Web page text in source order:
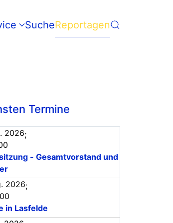
SucheReportagen
Termine
2026;
- Gesamtvorstand und
2026;
in Lasfelde